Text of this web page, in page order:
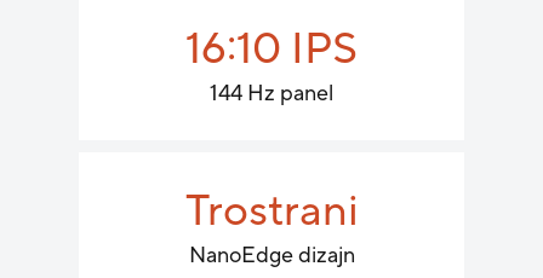
16:10 IPS
144 Hz panel
Trostrani
NanoEdge dizajn